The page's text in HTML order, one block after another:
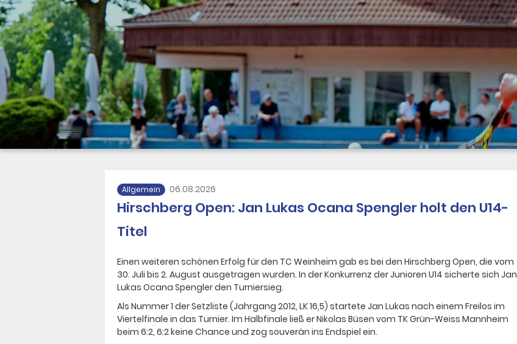
Allgemein 06.08.2026
Hirschberg Open: Jan Lukas Ocana Spengler holt den U14-
Titel
Einen weiteren schönen Erfolg für den TC Weinheim gab es bei den Hirschberg Open, die vom
30. Juli bis 2. August ausgetragen wurden. In der Konkurrenz der Junioren U14 sicherte sich Jan
Lukas Ocana Spengler den Turniersieg.
Als Nummer 1 der Setzliste (Jahrgang 2012, LK 16,5) startete Jan Lukas nach einem Freilos im
Viertelfinale in das Turnier. Im Halbfinale ließ er Nikolas Büsen vom TK Grün-Weiss Mannheim
beim 6:2, 6:2 keine Chance und zog souverän ins Endspiel ein.